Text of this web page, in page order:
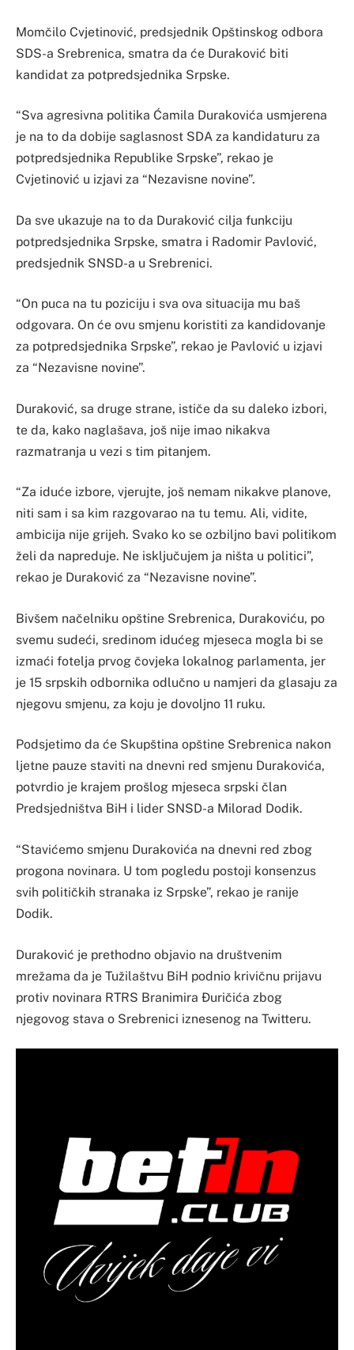
Momčilo Cvjetinović, predsjednik Opštinskog odbora
SDS-a Srebrenica, smatra da će Duraković biti
kandidat za potpredsjednika Srpske.
“Sva agresivna politika Ćamila Durakovića usmjerena
je na to da dobije saglasnost SDA za kandidaturu za
potpredsjednika Republike Srpske”, rekao je
Cvjetinović u izjavi za “Nezavisne novine”.
Da sve ukazuje na to da Duraković cilja funkciju
potpredsjednika Srpske, smatra i Radomir Pavlović,
predsjednik SNSD-a u Srebrenici.
“On puca na tu poziciju i sva ova situacija mu baš
odgovara. On će ovu smjenu koristiti za kandidovanje
za potpredsjednika Srpske”, rekao je Pavlović u izjavi
za “Nezavisne novine”.
Duraković, sa druge strane, ističe da su daleko izbori,
te da, kako naglašava, još nije imao nikakva
razmatranja u vezi s tim pitanjem.
“Za iduće izbore, vjerujte, još nemam nikakve planove,
niti sam i sa kim razgovarao na tu temu. Ali, vidite,
ambicija nije grijeh. Svako ko se ozbiljno bavi politikom
želi da napreduje. Ne isključujem ja ništa u politici”,
rekao je Duraković za “Nezavisne novine”.
Bivšem načelniku opštine Srebrenica, Durakoviću, po
svemu sudeći, sredinom idućeg mjeseca mogla bi se
izmaći fotelja prvog čovjeka lokalnog parlamenta, jer
je 15 srpskih odbornika odlučno u namjeri da glasaju za
njegovu smjenu, za koju je dovoljno 11 ruku.
Podsjetimo da će Skupština opštine Srebrenica nakon
ljetne pauze staviti na dnevni red smjenu Durakovića,
potvrdio je krajem prošlog mjeseca srpski član
Predsjedništva BiH i lider SNSD-a Milorad Dodik.
“Stavićemo smjenu Durakovića na dnevni red zbog
progona novinara. U tom pogledu postoji konsenzus
svih političkih stranaka iz Srpske”, rekao je ranije
Dodik.
Duraković je prethodno objavio na društvenim
mrežama da je Tužilaštvu BiH podnio krivičnu prijavu
protiv novinara RTRS Branimira Đuričića zbog
njegovog stava o Srebrenici iznesenog na Twitteru.